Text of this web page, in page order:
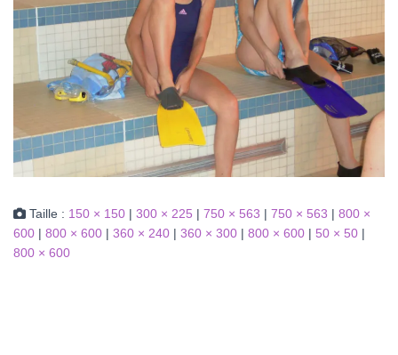
Taille : 150 × 150 | 300 × 225 | 750 × 563 | 750 × 563 | 800 ×
600 | 800 × 600 | 360 × 240 | 360 × 300 | 800 × 600 | 50 × 50 |
800 × 600